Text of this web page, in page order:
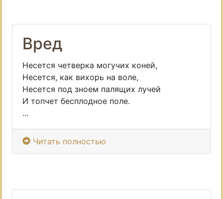
Вред
Несется четверка могучих коней,
Несется, как вихорь на воле,
Несется под зноем палящих лучей
И топчет бесплодное поле.
...
Читать полностью